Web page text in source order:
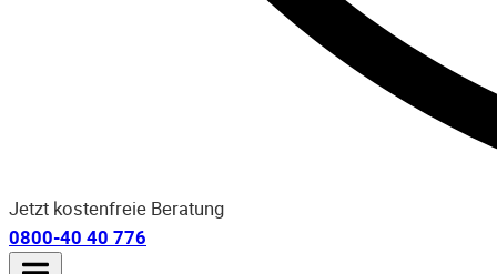
Jetzt kostenfreie Beratung
0800-40 40 776